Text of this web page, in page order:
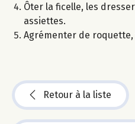
Ôter la ficelle, les
assiettes.
Agrémenter de
Retour à la liste